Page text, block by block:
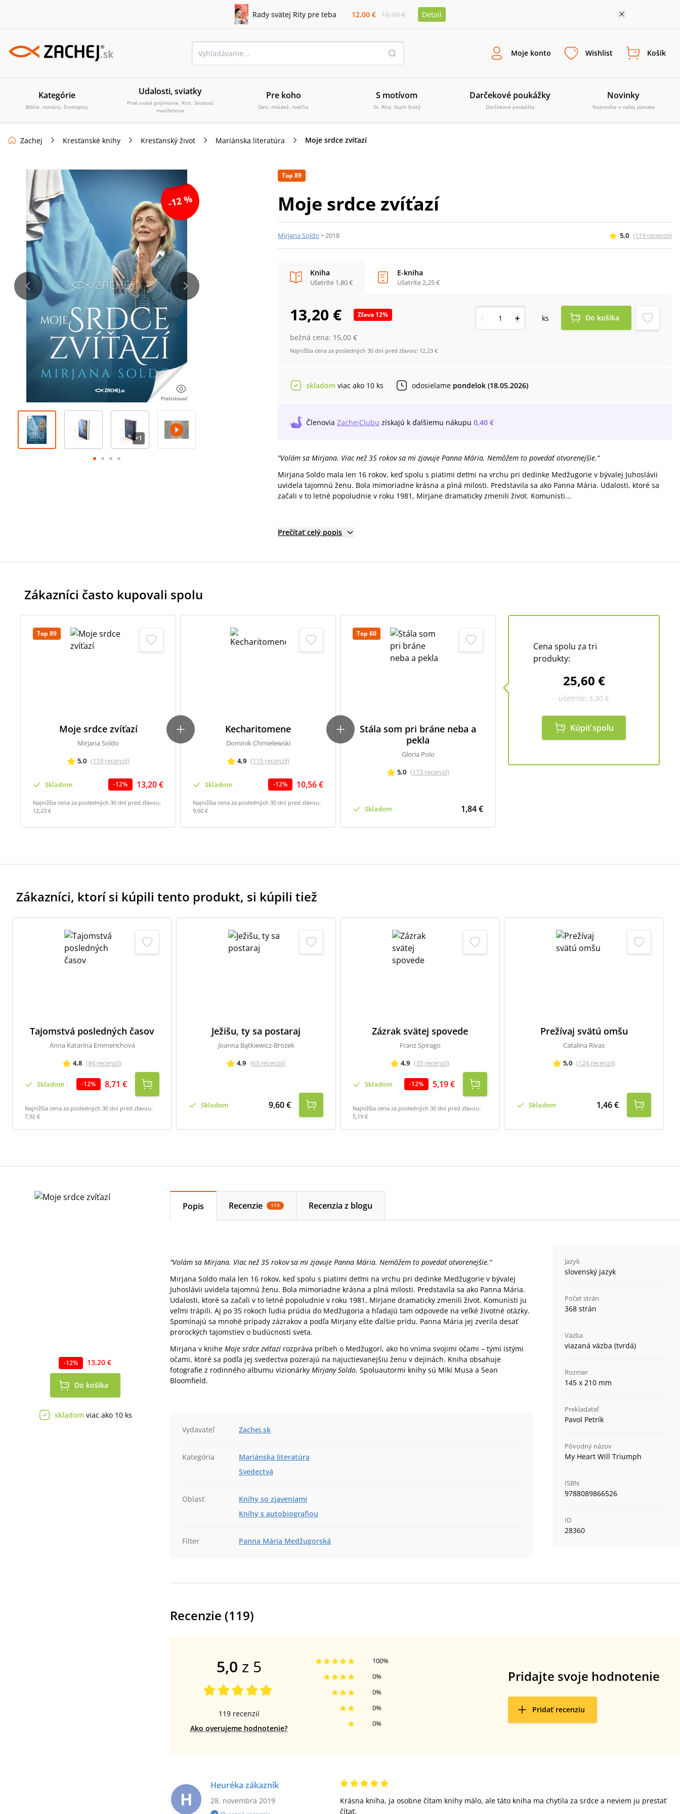
Rady svätej Rity pre teba 12,00 € 15,00 € Detail
Moje konto Wishlist Košík
Kategórie
Biblie, romány, životopisy
Udalosti, sviatky
Prvé sväté prijímanie, Krst, Sviatosť
manželstva
Pre koho
Deti, mládež, rodičia
S motívom
Sv. Rita, Duch Svätý
Darčekové poukážky
Darčekové poukážky
Novinky
Najnovšie v našej ponuke
Zachej Kresťanské knihy Kresťanský život Mariánska literatúra Moje srdce zvíťazí
-12 %
Prelistovať
+1
Top 89
Moje srdce zvíťazí
Mirjana Soldo •2018 5,0 (119 recenzií)
Kniha
Ušetríte 1,80 €
E-kniha
Ušetríte2,25 €
13,20 € Zľava 12%
bežná cena: 15,00 €
Najnižšia cena za posledných 30 dní pred zľavou: 12,23 €
- + ks Do košíka
skladom viac ako 10 ks odosielame pondelok (18.05.2026)
Členovia ZachejClubu získajú k ďalšiemu nákupu 0,40 €
"Volám sa Mirjana. Viac než 35 rokov sa mi zjavuje Panna Mária. Nemôžem to povedať otvorenejšie.“
Mirjana Soldo mala len 16 rokov, keď spolu s piatimi deťmi na vrchu pri dedinke Medžugorie v bývalej Juhoslávii
uvidela tajomnú ženu. Bola mimoriadne krásna a plná milosti. Predstavila sa ako Panna Mária. Udalosti, ktoré sa
začali v to letné popoludnie v roku 1981, Mirjane dramaticky zmenili život. Komunisti...
Prečítať celý popis
Zákazníci často kupovali spolu
Top 89
Moje srdce zvíťazí
Mirjana Soldo
5,0 (119 recenzií)
Skladom -12% 13,20 €
Najnižšia cena za posledných 30 dní pred zľavou:
12,23 €
Kecharitomene
Dominik Chmielewski
4,9 (115 recenzií)
Skladom -12% 10,56 €
Najnižšia cena za posledných 30 dní pred zľavou:
9,60 €
Top 60
Stála som pri bráne neba a
pekla
Gloria Polo
5,0 (173 recenzií)
Skladom 1,84 €
Cena spolu za tri
produkty:
25,60 €
ušetríte: 3,30 €
Kúpiť spolu
Zákazníci, ktorí si kúpili tento produkt, si kúpili tiež
Tajomstvá posledných časov
Anna Katarína Emmerichová
4,8 (94 recenzií)
Skladom -12% 8,71 €
Najnižšia cena za posledných 30 dní pred zľavou:
7,92 €
Ježišu, ty sa postaraj
Joanna Bątkiewicz-Brożek
4,9 (63 recenzií)
Skladom 9,60 €
Zázrak svätej spovede
Franz Spirago
4,9 (35 recenzií)
Skladom -12% 5,19 €
Najnižšia cena za posledných 30 dní pred zľavou:
5,19 €
Prežívaj svätú omšu
Catalina Rivas
5,0 (124 recenzií)
Skladom 1,46 €
-12% 13,20 €
Do košíka
skladom viac ako 10 ks
Popis Recenzie 119 Recenzia z blogu
"Volám sa Mirjana. Viac než 35 rokov sa mi zjavuje Panna Mária. Nemôžem to povedať otvorenejšie.“
Mirjana Soldo mala len 16 rokov, keď spolu s piatimi deťmi na vrchu pri dedinke Medžugorie v bývalej
Juhoslávii uvidela tajomnú ženu. Bola mimoriadne krásna a plná milosti. Predstavila sa ako Panna Mária.
Udalosti, ktoré sa začali v to letné popoludnie v roku 1981, Mirjane dramaticky zmenili život. Komunisti ju
veľmi trápili. Aj po 35 rokoch ľudia prúdia do Medžugoria a hľadajú tam odpovede na veľké životné otázky.
Spomínajú sa mnohé prípady zázrakov a podľa Mirjany ešte ďalšie prídu. Panna Mária jej zverila desať
prorockých tajomstiev o budúcnosti sveta.
Mirjana v knihe Moje srdce zvíťazírozpráva príbeh o Medžugorí, ako ho vníma svojimi očami – tými istými
očami, ktoré sa podľa jej svedectva pozerajú na najuctievanejšiu ženu v dejinách. Kniha obsahuje
fotografie z rodinného albumu vizionárky Mirjany Soldo. Spoluautormi knihy sú Miki Musa a Sean
Bloomfield.
Vydavateľ Zachej.sk
Kategória
Mariánska literatúra
Svedectvá
Oblasť
Knihy so zjaveniami
Knihy s autobiografiou
Filter Panna Mária Medžugorská
Jazyk
slovenský jazyk
Počet strán
368 strán
Väzba
viazaná väzba (tvrdá)
Rozmer
145 x 210 mm
Prekladateľ
Pavol Petrík
Pôvodný názov
My Heart Will Triumph
ISBN
9788089866526
ID
28360
Recenzie (119)
5,0 z 5
119 recenzií
Ako overujeme hodnotenie?
0%
0%
0%
0%
100%
Pridajte svoje hodnotenie
Pridať recenziu
H
Heuréka zákazník
28. novembra 2019
Krásna kniha, ja osobne čítam knihy málo, ale táto kniha ma chytila za srdce a neviem ju prestať
čítať.